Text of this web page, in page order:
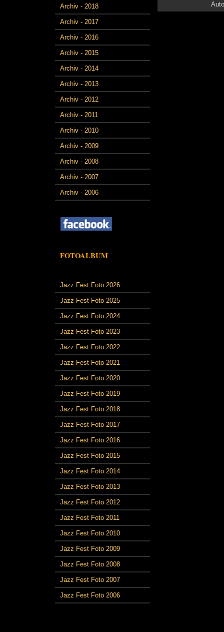
Archiv - 2018
Archiv - 2017
Archiv - 2016
Archiv - 2015
Archiv - 2014
Archiv - 2013
Archiv - 2012
Archiv - 2011
Archiv - 2010
Archiv - 2009
Archiv - 2008
Archiv - 2007
Archiv - 2006
FOTOALBUM
Jazz Fest Foto 2026
Jazz Fest Foto 2025
Jazz Fest Foto 2024
Jazz Fest Foto 2023
Jazz Fest Foto 2022
Jazz Fest Foto 2021
Jazz Fest Foto 2020
Jazz Fest Foto 2019
Jazz Fest Foto 2018
Jazz Fest Foto 2017
Jazz Fest Foto 2016
Jazz Fest Foto 2015
Jazz Fest Foto 2014
Jazz Fest Foto 2013
Jazz Fest Foto 2012
Jazz Fest Foto 2011
Jazz Fest Foto 2010
Jazz Fest Foto 2009
Jazz Fest Foto 2008
Jazz Fest Foto 2007
Jazz Fest Foto 2006